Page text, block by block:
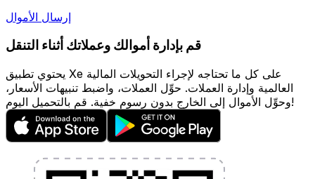
إرسال الأموال
قم بإدارة أموالك وعملاتك أثناء التنقل
يحتوي تطبيق Xe على كل ما تحتاجه لإجراء التحويلات المالية
العالمية وإدارة العملات. حوِّل العملات، واضبط تنبيهات الأسعار،
وحوِّل الأموال إلى الخارج بدون رسوم خفية. قم بالتحميل اليوم!